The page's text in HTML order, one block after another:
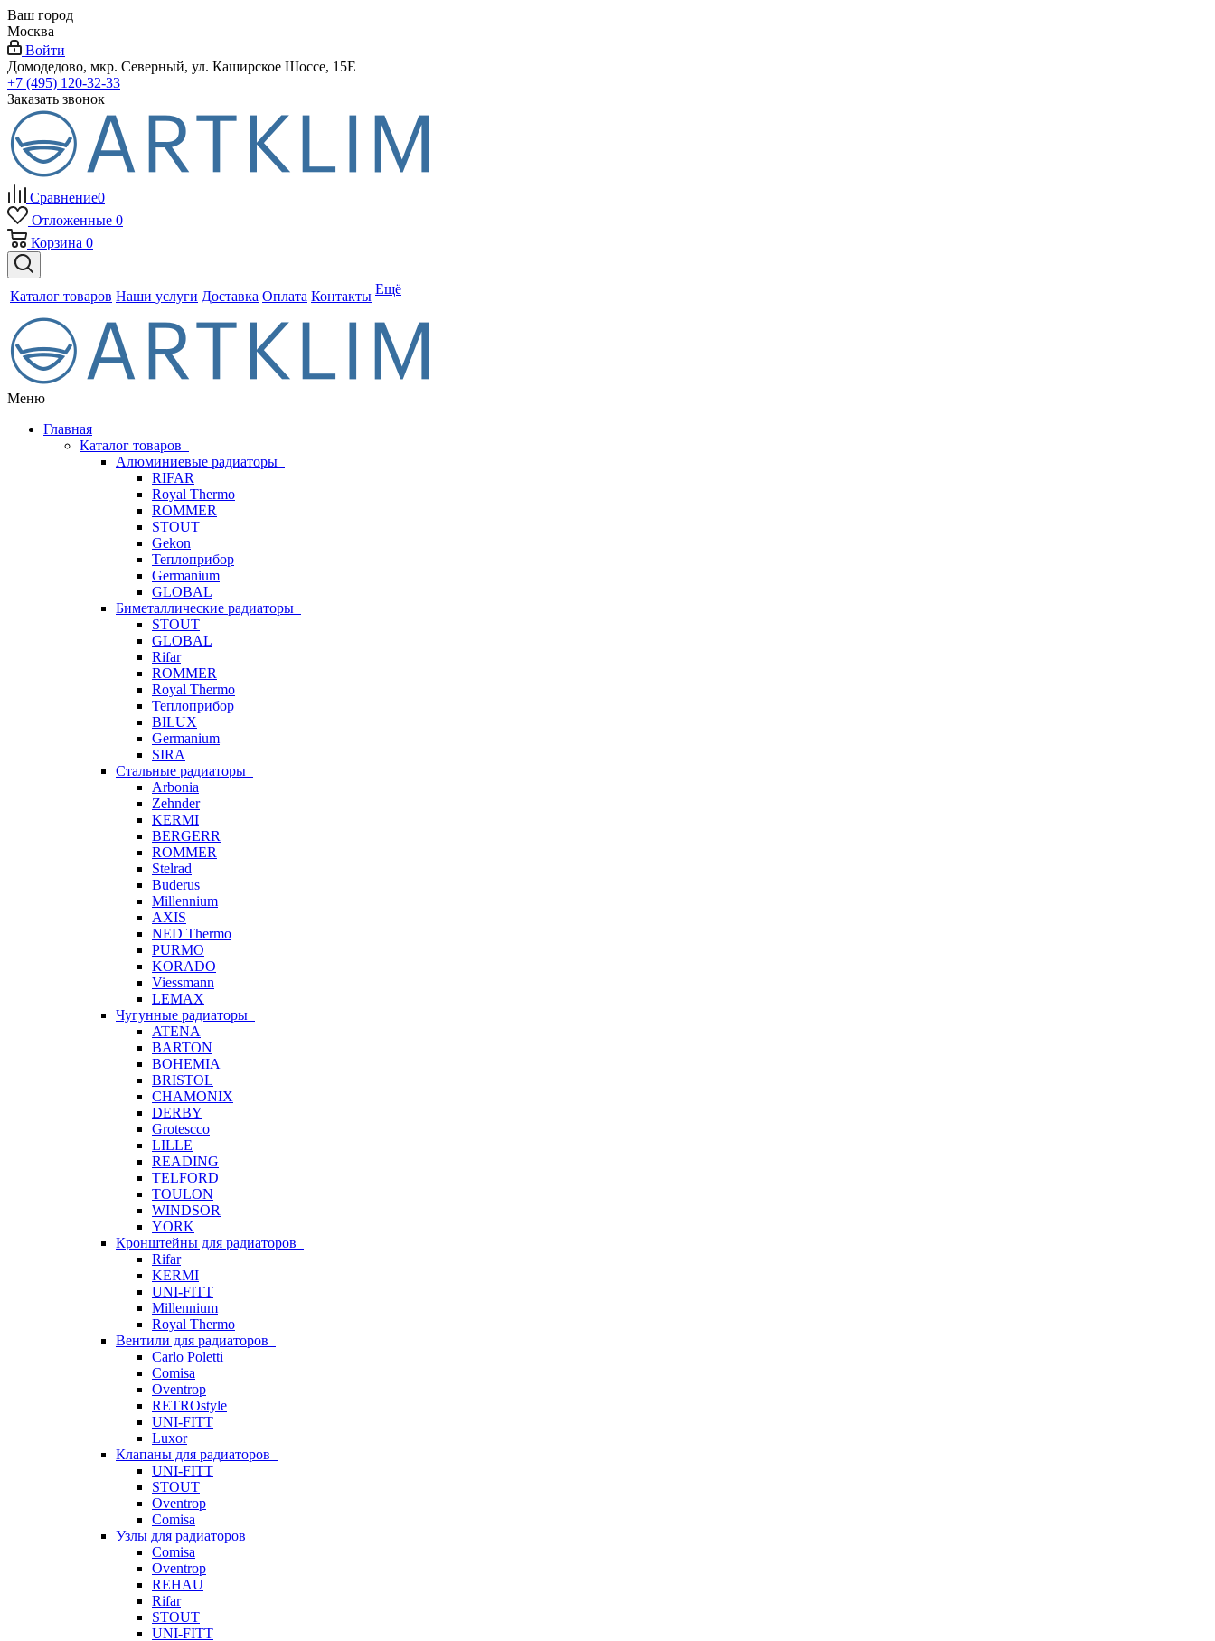
Ваш город
Москва
Войти
Домодедово, мкр. Северный, ул. Каширское Шоссе, 15Е
+7 (495) 120-32-33
Заказать звонок
Сравнение0
Отложенные 0
Корзина 0
Каталог товаров Наши услуги Доставка Оплата Контакты Ещё
Меню
Главная
Каталог товаров
Алюминиевые радиаторы
RIFAR
Royal Thermo
ROMMER
STOUT
Gekon
Теплоприбор
Germanium
GLOBAL
Биметаллические радиаторы
STOUT
GLOBAL
Rifar
ROMMER
Royal Thermo
Теплоприбор
BILUX
Germanium
SIRA
Стальные радиаторы
Arbonia
Zehnder
KERMI
BERGERR
ROMMER
Stelrad
Buderus
Millennium
AXIS
NED Thermo
PURMO
KORADO
Viessmann
LEMAX
Чугунные радиаторы
ATENA
BARTON
BOHEMIA
BRISTOL
CHAMONIX
DERBY
Grotescco
LILLE
READING
TELFORD
TOULON
WINDSOR
YORK
Кронштейны для радиаторов
Rifar
KERMI
UNI-FITT
Millennium
Royal Thermo
Вентили для радиаторов
Carlo Poletti
Comisa
Oventrop
RETROstyle
UNI-FITT
Luxor
Клапаны для радиаторов
UNI-FITT
STOUT
Oventrop
Comisa
Узлы для радиаторов
Comisa
Oventrop
REHAU
Rifar
STOUT
UNI-FITT